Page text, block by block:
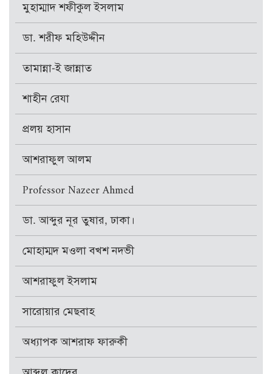
মুহাম্মাদ শফীকুল ইসলাম
ডা. শরীফ মহিউদ্দীন
তামান্না-ই জান্নাত
শাহীন রেযা
প্রলয় হাসান
আশরাফুল আলম
Professor Nazeer Ahmed
ডা. আব্দুর নূর তুষার, ঢাকা।
মোহাম্মদ মওলা বখশ নদভী
আশরাফুল ইসলাম
সারোয়ার মেছবাহ
অধ্যাপক আশরাফ ফারুকী